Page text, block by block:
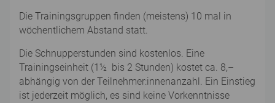
Die Trainingsgruppen finden (meistens) 10 mal in
wöchentlichem Abstand statt.
Die Schnupperstunden sind kostenlos. Eine
Trainingseinheit (1½ bis 2 Stunden) kostet ca. 8,–
abhängig von der Teilnehmer:innenanzahl. Ein Einstieg
ist jederzeit möglich, es sind keine Vorkenntnisse